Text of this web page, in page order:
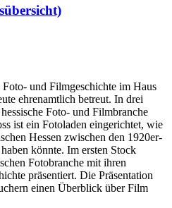
und Filmgeschichte im Haus
ehrenamtlich betreut. In drei
Foto- und Filmbranche
ist ein Fotoladen eingerichtet, wie
Hessen zwischen den 1920er-
könnte. Im ersten Stock
Fotobranche mit ihren
präsentiert. Die Präsentation
einen Überblick über Film